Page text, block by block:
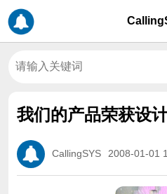
我们的产品荣获设
CallingSYS 2008-01-01